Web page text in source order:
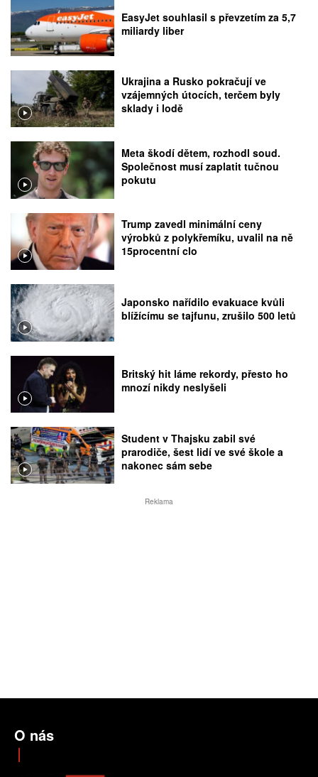
EasyJet souhlasil s převzetím za 5,7
miliardy liber
Ukrajina a Rusko pokračují ve
vzájemných útocích, terčem byly
sklady i lodě
Meta škodí dětem, rozhodl soud.
Společnost musí zaplatit tučnou
pokutu
Trump zavedl minimální ceny
výrobků z polykřemíku, uvalil na ně
15procentní clo
Japonsko nařídilo evakuace kvůli
blížícímu se tajfunu, zrušilo 500 letů
Britský hit láme rekordy, přesto ho
mnozí nikdy neslyšeli
Student v Thajsku zabil své
prarodiče, šest lidí ve své škole a
nakonec sám sebe
Reklama
O nás